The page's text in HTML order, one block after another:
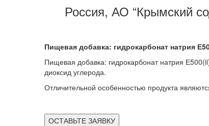
Россия, АО “Крымский
Пищевая добавка: гидрокарбонат натрия
Пищевая добавка: гидрокарбонат натрия
диоксид углерода.
Отличительной особенностью продукта
ОСТАВЬТЕ ЗАЯВКУ